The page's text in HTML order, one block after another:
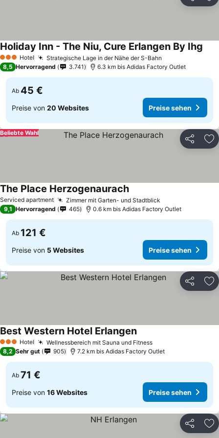
3 SterneHotel Strategische Lage in der Nähe der S-Bahn
Holiday Inn - The Niu, Cure Erlangen By Ihg
8,5 Hervorragend 3.741 6.3 km bis Adidas Factory Outlet
Ab 45 €
Preise von 20 Websites Preise sehen
Teilen
Beliebte Wahl
Serviced apartment Zimmer mit Garten- und Stadtblick
The Place HerzogenaurachPreise sehen
9,1 Hervorragend 465 0.6 km bis Adidas Factory Outlet
Ab 121 €
Preise von 5 Websites Preise sehen
Teilen
3 SterneHotel Wellnessbereich mit Sauna und FitnessPreise sehen
Best Western Hotel ErlangenPreise sehen
8,2 Sehr gut 905 7.2 km bis Adidas Factory Outlet
Ab 71 €
Preise von 16 Websites Preise sehen
Teilen